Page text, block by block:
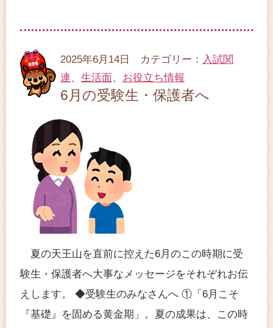
2025年6月14日 カテゴリー： 入試関
連、 生活面、 お役立ち情報
6月の受験生・保護者へ
夏の天王山を直前に控えた6月のこの時期に受
験生・保護者へ大事なメッセージをそれぞれお伝
えします。 ◆受験生のみなさんへ ①「6月こそ
『基礎』を固める黄金期」。夏の成果は、この時